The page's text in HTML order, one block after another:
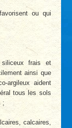
ou qui
frais et
ainsi que
argileux aident
tous les sols
;
calcaires,